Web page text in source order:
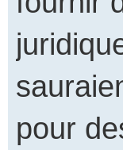
pour